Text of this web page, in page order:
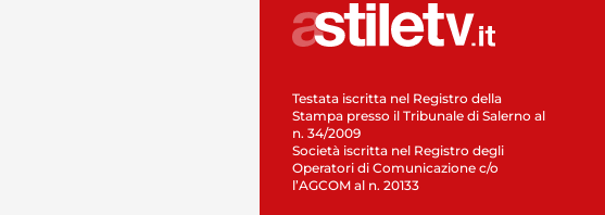
Testata iscritta nel Registro della
Stampa presso il Tribunale di Salerno al
n. 34/2009
Società iscritta nel Registro degli
Operatori di Comunicazione c/o
l’AGCOM al n. 20133